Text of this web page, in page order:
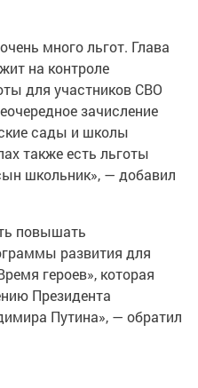
много льгот. Глава
на контроле
для участников СВО
зачисление
сады и школы
также есть льготы
школьник», — добавил
повышать
развития для
героев», которая
Президента
Путина», — обратил